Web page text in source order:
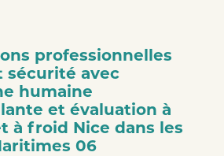
professionnelles
sécurité avec
humaine
et évaluation à
à froid Nice dans les
06